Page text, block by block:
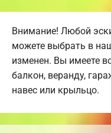
Внимание! Любой
можете выбрать в
изменен. Вы имеете
балкон, веранду,
навес или крыльцо.